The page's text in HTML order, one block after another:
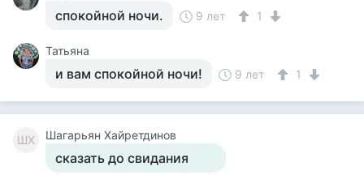
спокойной ночи. 9 лет 1
Татьяна
и вам спокойной ночи! 9 лет 1
ШХ Шагарьян Хайретдинов
сказать до свидания